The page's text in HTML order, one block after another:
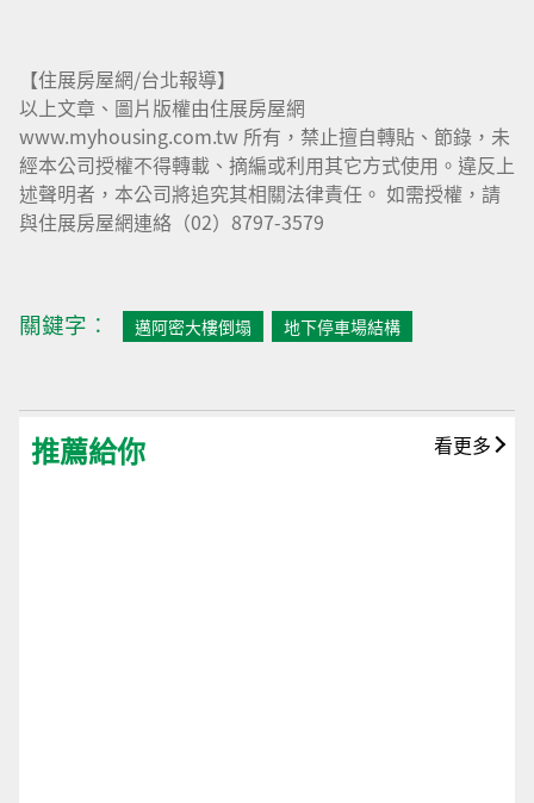
【住展房屋網/台北報導】
以上文章、圖片版權由住展房屋網
www.myhousing.com.tw 所有，禁止擅自轉貼、節錄，未
經本公司授權不得轉載、摘編或利用其它方式使用。違反上
述聲明者，本公司將追究其相關法律責任。 如需授權，請
與住展房屋網連絡（02）8797-3579
關鍵字︰ 邁阿密大樓倒塌 地下停車場結構
推薦給你 看更多